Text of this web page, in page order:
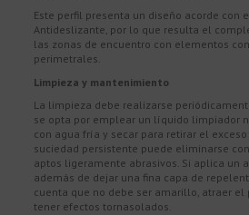
Este perfil presenta un diseño acorde con
Antideslizante, por lo que resulta el
las zonas de encuentro con elementos
perimetrales.
Limpieza y mantenimiento
La limpieza debe realizarse
se opta por emplear un líquido limpiador
con agua fría y secar para retirar el
suciedad persistente puede eliminarse
aptos ligeramente abrasivos. Si aplica un
además de dejar una fina capa de
cuenta que no debe ser amarillo, atraer el
tener efectos tornasolados.